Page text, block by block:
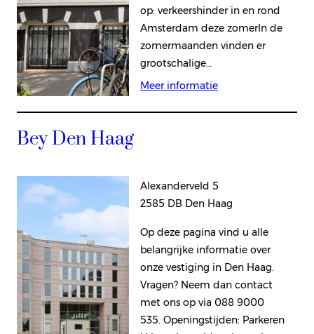
op: verkeershinder in en rond
Amsterdam deze zomerIn de
zomermaanden vinden er
grootschalige…
Meer informatie
Bey Den Haag
Alexanderveld 5
2585 DB Den Haag
Op deze pagina vind u alle
belangrijke informatie over
onze vestiging in Den Haag.
Vragen? Neem dan contact
met ons op via 088 9000
535. Openingstijden: Parkeren